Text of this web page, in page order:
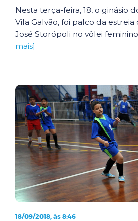
Nesta terça-feira, 18, o ginásio
Vila Galvão, foi palco da estreia
José Storópoli no vôlei feminino
mais]
18/09/2018, às 8:46